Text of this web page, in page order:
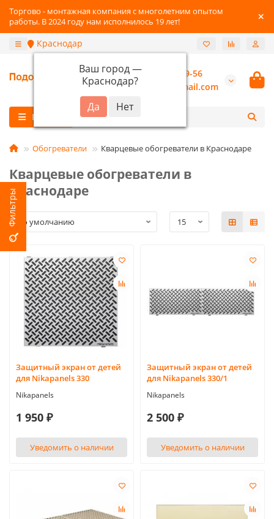
Торгово - монтажная компания с многолетним опытом
работы. В 2024 году нам исполнилось 19 лет!
Краснодар
Ваш город —
Краснодар?
+7 (800) 777-89-56
burannsk@gmail.com
Каталог
Обогреватели Кварцевые обогреватели в Краснодаре
Кварцевые обогреватели в
Краснодаре
Защитный экран от детей
для Nikapanels 330
Nikapanels
1 950 ₽
Уведомить о наличии
Защитный экран от детей
для Nikapanels 330/1
Nikapanels
2 500 ₽
Уведомить о наличии